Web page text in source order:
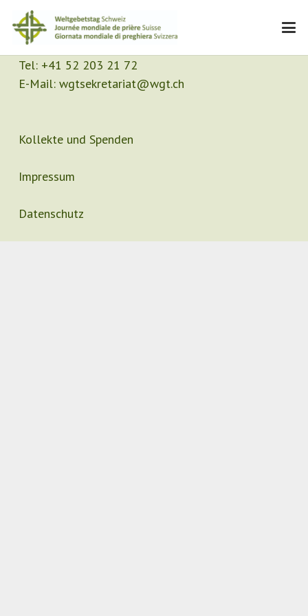
Kontakt
Sekretariat
Tel: +41 52 203 21 72
E-Mail: wgtsekretariat@wgt.ch
Kollekte und Spenden
Impressum
Datenschutz